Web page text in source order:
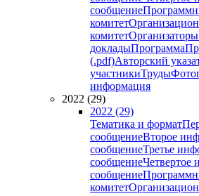
сообщение
комитет
комитетОрганизаторы
докладыПрограмма
(.pdf)Авторский
участникиТруды
информация
2022 (29)
2022 (29)
Тематика и формат
сообщениеВторое
сообщениеТретье
сообщениеЧетвертое
сообщение
комитет